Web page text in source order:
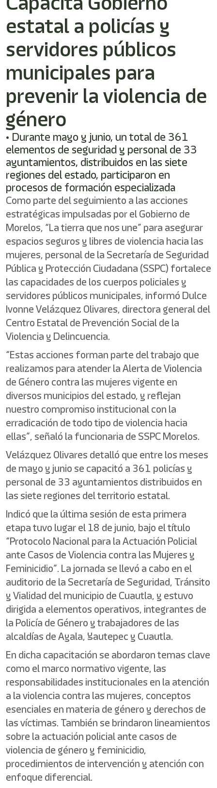
activates
screen
help
you
navigate
interact
with
the
content.
estatal a policías y
servidores públicos
municipales para
prevenir la violencia de
género
• Durante mayo y junio, un total de 361
elementos de seguridad y personal de 33
ayuntamientos, distribuidos en las siete
regiones del estado, participaron en
procesos de formación especializada
Como parte del seguimiento a las acciones
estratégicas impulsadas por el Gobierno de
Morelos, “La tierra que nos une” para asegurar
espacios seguros y libres de violencia hacia las
mujeres, personal de la Secretaría de Seguridad
Pública y Protección Ciudadana (SSPC) fortalece
las capacidades de los cuerpos policiales y
servidores públicos municipales, informó Dulce
Ivonne Velázquez Olivares, directora general del
Centro Estatal de Prevención Social de la
Violencia y Delincuencia.
“Estas acciones forman parte del trabajo que
realizamos para atender la Alerta de Violencia
de Género contra las mujeres vigente en
diversos municipios del estado, y reflejan
nuestro compromiso institucional con la
erradicación de todo tipo de violencia hacia
ellas”, señaló la funcionaria de SSPC Morelos.
Velázquez Olivares detalló que entre los meses
de mayo y junio se capacitó a 361 policías y
personal de 33 ayuntamientos distribuidos en
las siete regiones del territorio estatal.
Indicó que la última sesión de esta primera
etapa tuvo lugar el 18 de junio, bajo el título
“Protocolo Nacional para la Actuación Policial
ante Casos de Violencia contra las Mujeres y
Feminicidio”. La jornada se llevó a cabo en el
auditorio de la Secretaría de Seguridad, Tránsito
y Vialidad del municipio de Cuautla, y estuvo
dirigida a elementos operativos, integrantes de
la Policía de Género y trabajadores de las
alcaldías de Ayala, Yautepec y Cuautla.
En dicha capacitación se abordaron temas clave
como el marco normativo vigente, las
responsabilidades institucionales en la atención
a la violencia contra las mujeres, conceptos
esenciales en materia de género y derechos de
las víctimas. También se brindaron lineamientos
sobre la actuación policial ante casos de
violencia de género y feminicidio,
procedimientos de intervención y atención con
enfoque diferencial.